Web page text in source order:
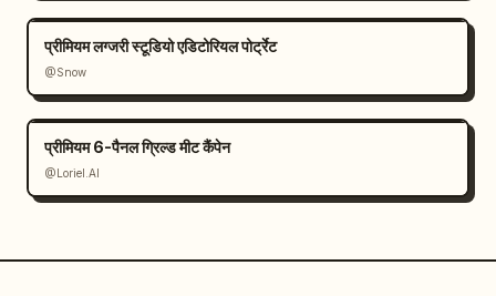
प्रीमियम लग्जरी स्टूडियो एडिटोरियल पोर्ट्रेट
@Snow
प्रीमियम 6-पैनल ग्रिल्ड मीट कैंपेन
@Loriel.AI